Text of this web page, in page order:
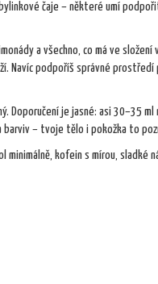
čaje – některé umí
a všechno, co má ve složení
Navíc podpoříš správné prostředí
Doporučení je jasné: asi 30–35
barviv – tvoje tělo i pokožka to
kofein s mírou, sladké